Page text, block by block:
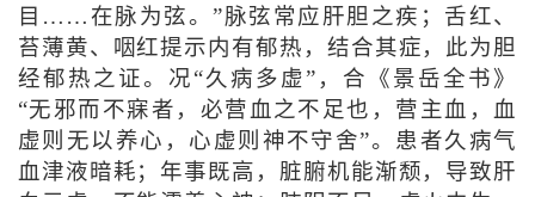
目……在脉为弦。”脉弦常应肝胆之疾；舌红、
苔薄黄、咽红提示内有郁热，结合其症，此为胆
经郁热之证。况“久病多虚”，合《景岳全书》
“无邪而不寐者，必营血之不足也，营主血，血
虚则无以养心，心虚则神不守舍”。患者久病气
血津液暗耗；年事既高，脏腑机能渐颓，导致肝